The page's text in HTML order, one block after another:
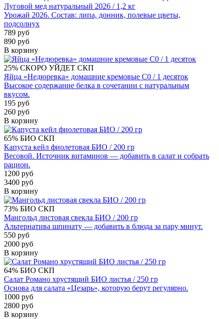
Луговой мед натуральный 2026 / 1,2 кг
Урожай 2026. Состав: липа, донник, полевые цветы,
подсолнух
789 руб
890 руб
В корзину
25% СКОРО УЙДЕТ СКП
Яйца «Недюревка» домашние кремовые С0 / 1 десяток
Высокое содержание белка в сочетании с натуральным
вкусом.
195 руб
260 руб
В корзину
65% БИО СКП
Капуста кейл фиолетовая БИО / 200 гр
Весовой. Источник витаминов — добавить в салат и собрать
рацион.
1200 руб
3400 руб
В корзину
73% БИО СКП
Мангольд листовая свекла БИО / 200 гр
Альтернатива шпинату — добавить в блюда за пару минут.
550 руб
2000 руб
В корзину
64% БИО СКП
Салат Романо хрустящий БИО листья / 250 гр
Основа для салата «Цезарь», которую берут регулярно.
1000 руб
2800 руб
В корзину